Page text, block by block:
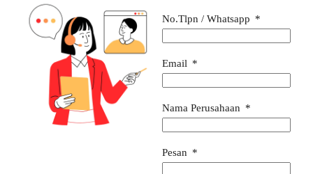
No.Tlpn / Whatsapp
Email
Nama Perusahaan
Pesan